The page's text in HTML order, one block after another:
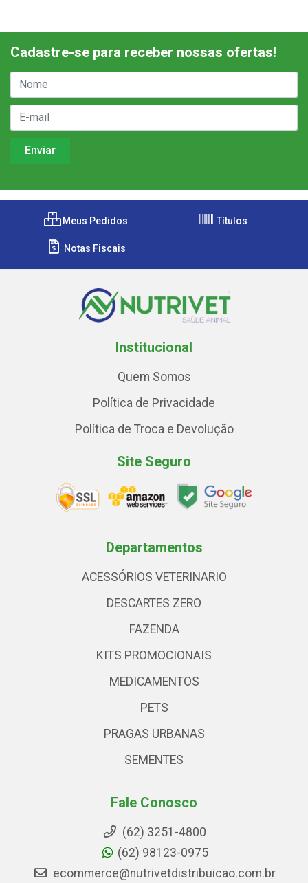
Cadastre-se para receber nossas ofertas!
Meus Pedidos Títulos
Notas Fiscais
Institucional
Quem Somos
Política de Privacidade
Política de Troca e Devolução
Site Seguro
Departamentos
ACESSÓRIOS VETERINARIO
DESCARTES ZERO
FAZENDA
KITS PROMOCIONAIS
MEDICAMENTOS
PETS
PRAGAS URBANAS
SEMENTES
Fale Conosco
(62) 3251-4800
(62) 98123-0975
ecommerce@nutrivetdistribuicao.com.br